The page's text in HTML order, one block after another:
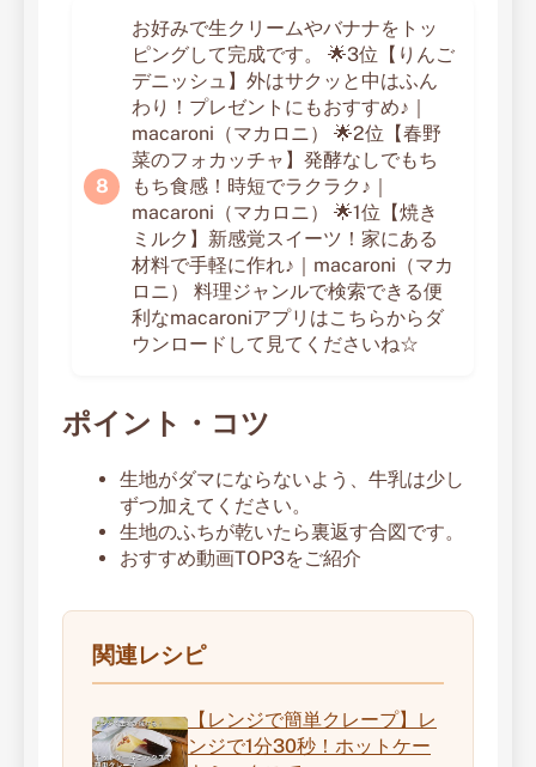
お好みで生クリームやバナナをトッ
ピングして完成です。 🌟3位【りんご
デニッシュ】外はサクッと中はふん
わり！プレゼントにもおすすめ♪｜
macaroni（マカロニ） 🌟2位【春野
菜のフォカッチャ】発酵なしでもち
もち食感！時短でラクラク♪｜
macaroni（マカロニ） 🌟1位【焼き
ミルク】新感覚スイーツ！家にある
材料で手軽に作れ♪｜macaroni（マカ
ロニ） 料理ジャンルで検索できる便
利なmacaroniアプリはこちらからダ
ウンロードして見てくださいね☆
ポイント・コツ
生地がダマにならないよう、牛乳は少し
ずつ加えてください。
生地のふちが乾いたら裏返す合図です。
おすすめ動画TOP3をご紹介
関連レシピ
【レンジで簡単クレープ】レ
ンジで1分30秒！ホットケー